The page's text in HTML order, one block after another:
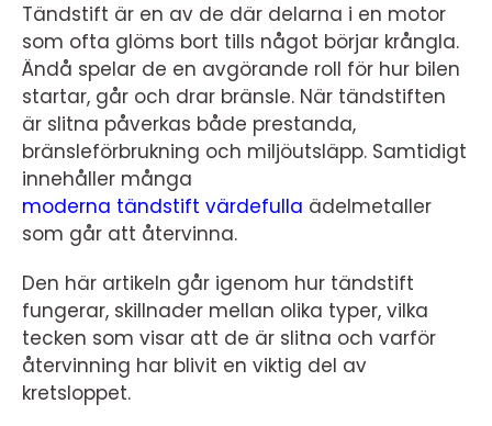
Tändstift är en av de där delarna i en motor
som ofta glöms bort tills något börjar krångla.
Ändå spelar de en avgörande roll för hur bilen
startar, går och drar bränsle. När tändstiften
är slitna påverkas både prestanda,
bränsleförbrukning och miljöutsläpp. Samtidigt
innehåller många
moderna tändstift värdefulla ädelmetaller
som går att återvinna.
Den här artikeln går igenom hur tändstift
fungerar, skillnader mellan olika typer, vilka
tecken som visar att de är slitna och varför
återvinning har blivit en viktig del av
kretsloppet.